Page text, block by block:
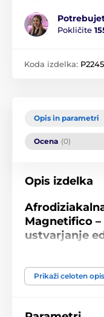
Pokličite
Koda izdelka:
Opis in parametri
Ocena (0)
Opis izdelka
Magnetifico
ustvarjanje
Želite ustvariti
sproščeno vzdušje
po
Prikaži celoten opis